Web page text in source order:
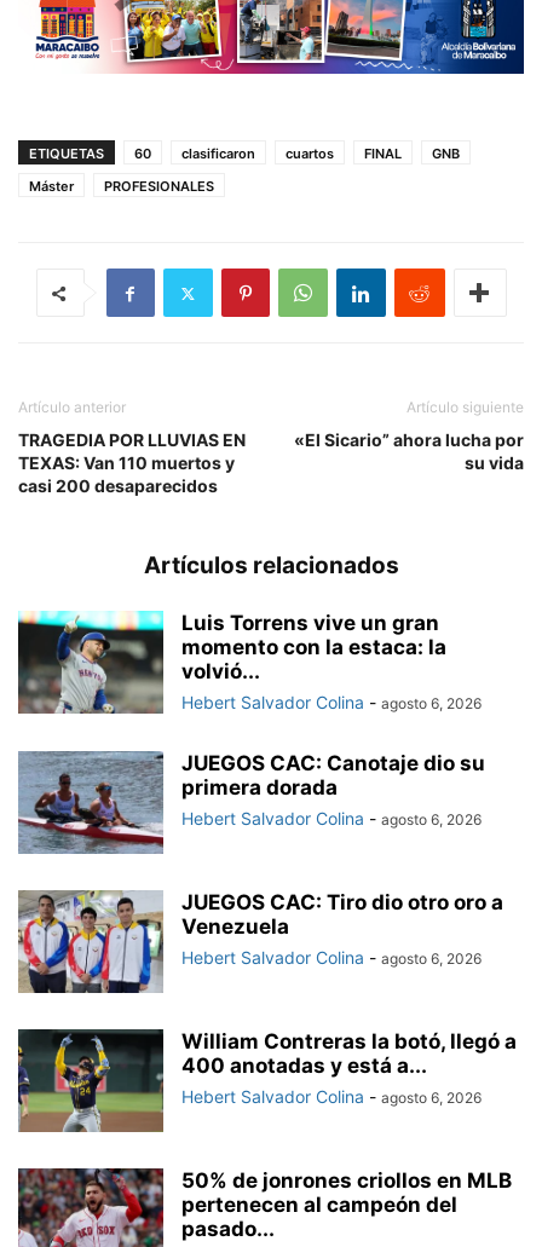
ETIQUETAS 60 clasificaron cuartos FINAL
GNB
Máster
PROFESIONALES
Artículo anterior
TRAGEDIA POR LLUVIAS EN
TEXAS: Van 110 muertos y
casi 200 desaparecidos
Artículo siguiente
«El Sicario” ahora lucha por
su vida
Artículos relacionados
Luis Torrens vive un gran
momento con la estaca: la
volvió...
Hebert Salvador Colina - agosto 6, 2026
JUEGOS CAC: Canotaje dio su
primera dorada
Hebert Salvador Colina - agosto 6, 2026
JUEGOS CAC: Tiro dio otro oro a
Venezuela
Hebert Salvador Colina - agosto 6, 2026
William Contreras la botó, llegó a
400 anotadas y está a...
Hebert Salvador Colina - agosto 6, 2026
50% de jonrones criollos en MLB
pertenecen al campeón del
pasado...